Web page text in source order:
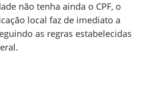
não tenha ainda o CPF, o
local faz de imediato a
as regras estabelecidas